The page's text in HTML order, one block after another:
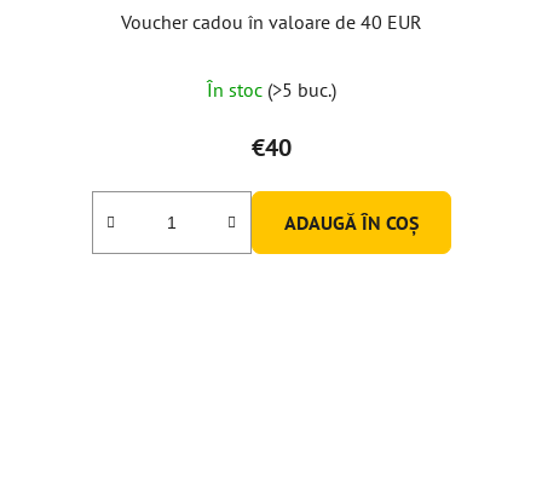
Voucher cadou în valoare de 40 EUR
În stoc (>5 buc.)
€40
ADAUGĂ ÎN COŞ